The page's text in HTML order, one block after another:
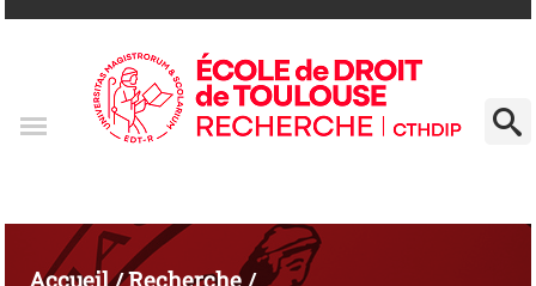
Accueil/Recherche/